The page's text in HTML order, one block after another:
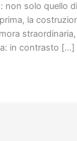
non solo quello
la
in contrasto […]